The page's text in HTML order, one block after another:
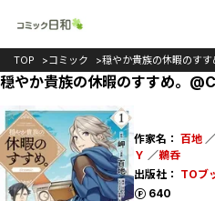
TOP コミック 穏やか貴族の休暇のす
穏やか貴族の休暇のすすめ。
作家名： 百地／
Ｙ ／鵜呑
出版社： TOブ
640
ポイント